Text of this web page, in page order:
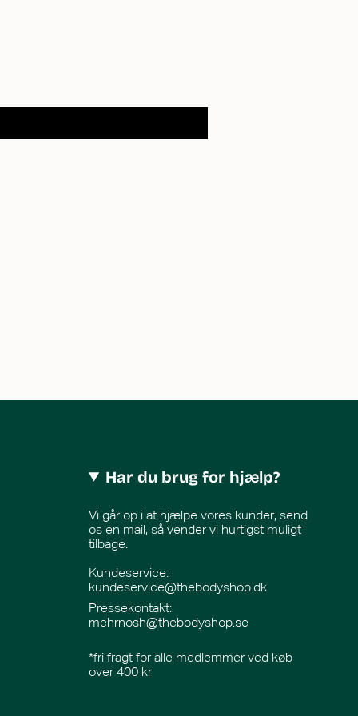
Har du brug for hjælp?
Vi går op i at hjælpe vores kunder, send
os en mail, så vender vi hurtigst muligt
tilbage.
Kundeservice:
kundeservice@thebodyshop.dk
Pressekontakt:
mehrnosh@thebodyshop.se
*fri fragt for alle medlemmer ved køb
over 400 kr